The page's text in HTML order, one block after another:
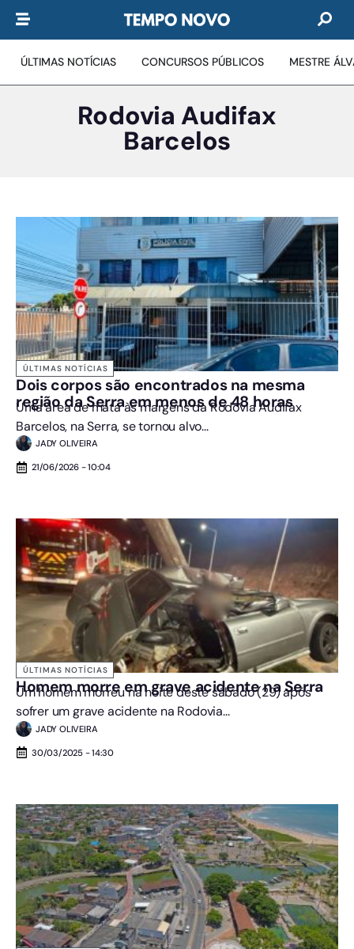
ÚLTIMAS NOTÍCIAS CONCURSOS PÚBLICOS MESTRE
Rodovia Audifax
Barcelos
ÚLTIMAS NOTÍCIAS
Dois corpos são encontrados na mesma
região da Serra em menos de 48 horas
Uma área de mata às margens da Rodovia Audifax
Barcelos, na Serra, se tornou alvo...
JADY OLIVEIRA
21/06/2026 - 10:04
ÚLTIMAS NOTÍCIAS
Homem morre em grave acidente na Serra
Um homem morreu na noite deste sábado (29) após
sofrer um grave acidente na Rodovia...
JADY OLIVEIRA
30/03/2025 - 14:30